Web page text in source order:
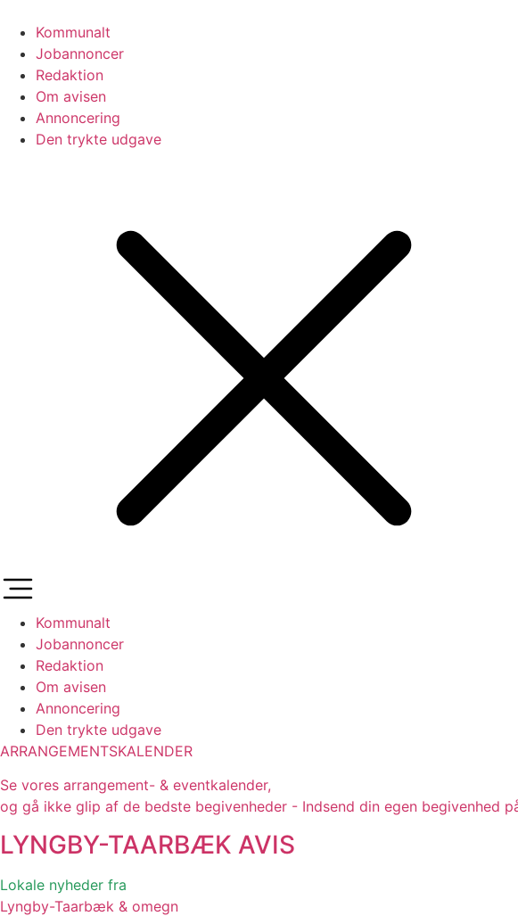
indhold
Kommunalt
Jobannoncer
Redaktion
Om avisen
Annoncering
Den trykte udgave
Kommunalt
Jobannoncer
Redaktion
Om avisen
Annoncering
Den trykte udgave
ARRANGEMENTSKALENDER
Se vores arrangement- & eventkalender,
og gå ikke glip af de bedste begivenheder - Indsend din egen begivenhed
LYNGBY-TAARBÆK AVIS
Lokale nyheder fra
Lyngby-Taarbæk & omegn